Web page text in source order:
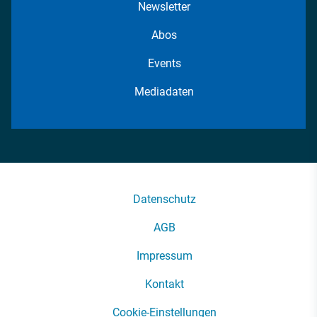
Newsletter
Abos
Events
Mediadaten
Datenschutz
AGB
Impressum
Kontakt
Cookie-Einstellungen